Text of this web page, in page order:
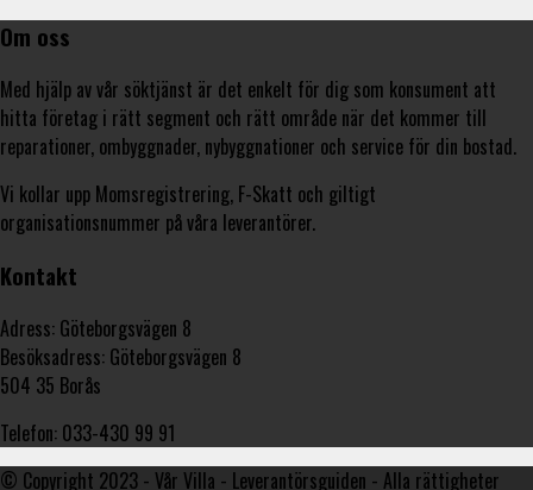
Om oss
Med hjälp av vår söktjänst är det enkelt för dig som konsument att
hitta företag i rätt segment och rätt område när det kommer till
reparationer, ombyggnader, nybyggnationer och service för din bostad.
Vi kollar upp Momsregistrering, F-Skatt och giltigt
organisationsnummer på våra leverantörer.
Kontakt
Adress: Göteborgsvägen 8
Besöksadress: Göteborgsvägen 8
504 35 Borås
Telefon: 033-430 99 91
© Copyright 2023 - Vår Villa - Leverantörsguiden - Alla rättigheter